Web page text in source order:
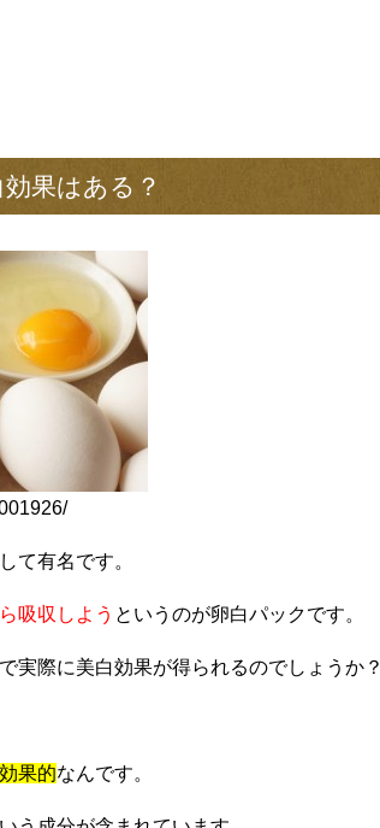
果はある？
て有名です。
吸収しよう というのが卵白パックです。
実際に美白効果が得られるのでしょうか？
果的なんです。